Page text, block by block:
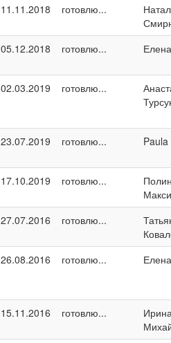
11.11.2018 готовлю...
05.12.2018 готовлю...
02.03.2019 готовлю...
23.07.2019 готовлю... Paula
17.10.2019 готовлю...
27.07.2016 готовлю...
26.08.2016 готовлю... Елена
15.11.2016 готовлю...